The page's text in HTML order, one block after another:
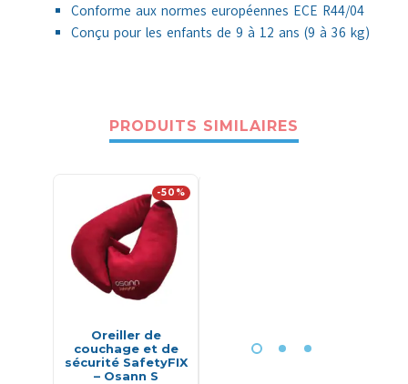
Conforme aux normes européennes ECE R44/04
Conçu pour les enfants de 9 à 12 ans (9 à 36 kg)
PRODUITS SIMILAIRES
-50%
Oreiller de
couchage et de
sécurité SafetyFIX
– Osann S
réversible – Burbay